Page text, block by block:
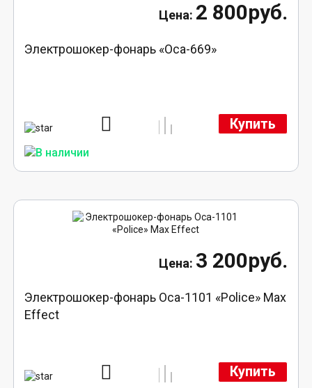
2 800руб.
Электрошокер-фонарь «Оса-669»
Купить
3 200руб.
Электрошокер-фонарь Оса-1101 «Police» Max
Effect
Купить